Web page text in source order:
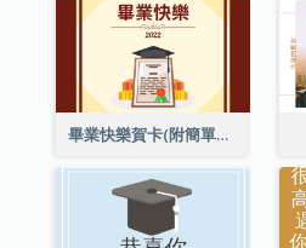
畢業快樂賀卡(附簡單配圖)